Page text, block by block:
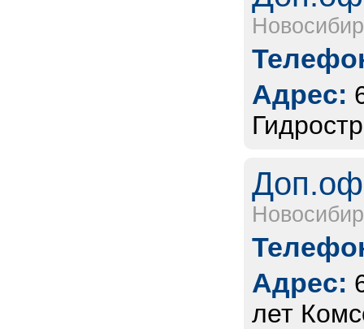
Адрес:
Адрес:
лет